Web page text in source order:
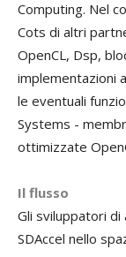
Computing. Nel
Cots di altri
OpenCL, Dsp,
implementazioni
le eventuali
Systems -
ottimizzate
Il flusso
Gli sviluppatori di
SDAccel nello